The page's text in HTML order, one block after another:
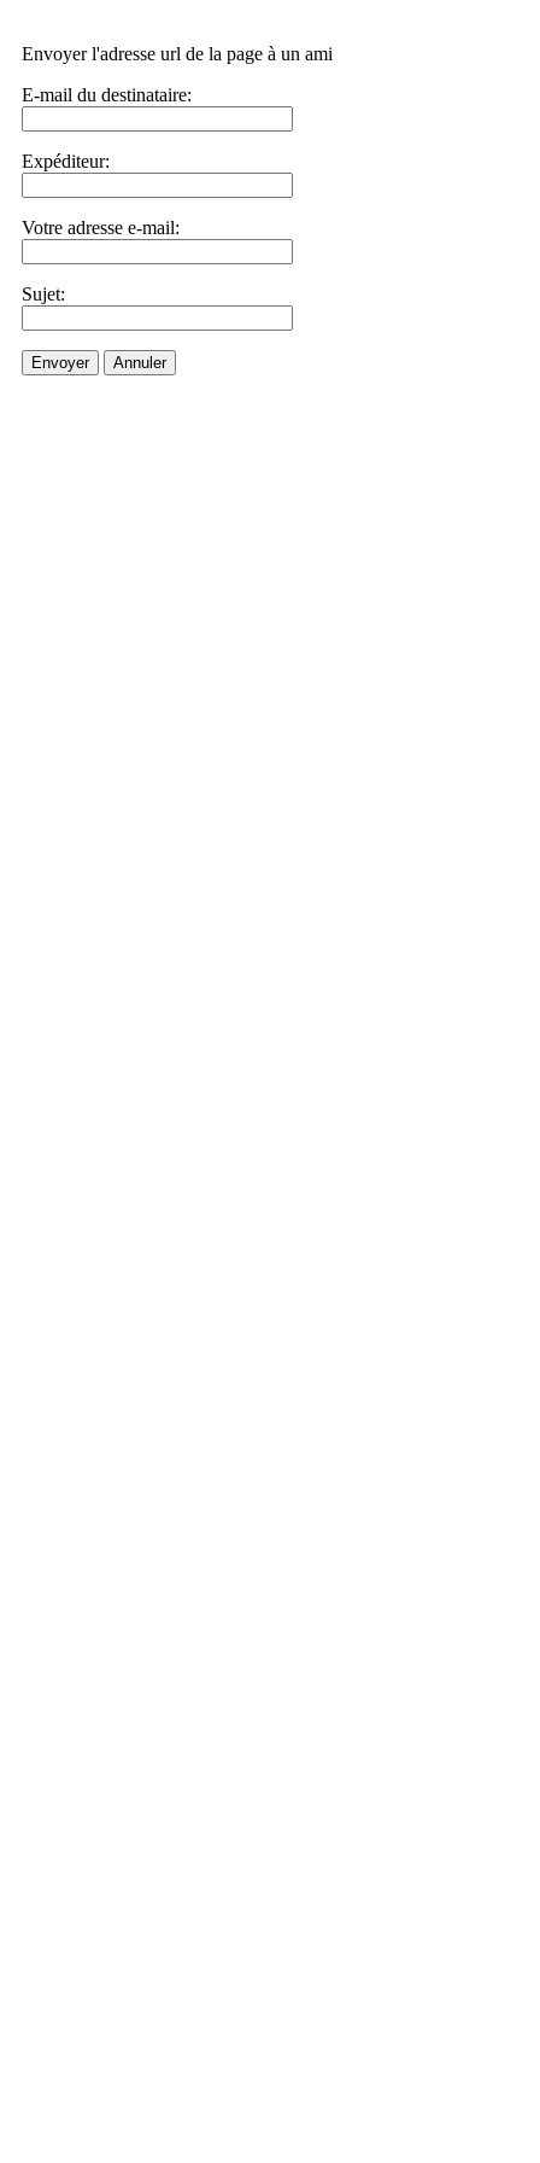
Envoyer l'adresse url de la page à un ami
E-mail du destinataire:
Expéditeur:
Votre adresse e-mail:
Sujet:
Envoyer Annuler